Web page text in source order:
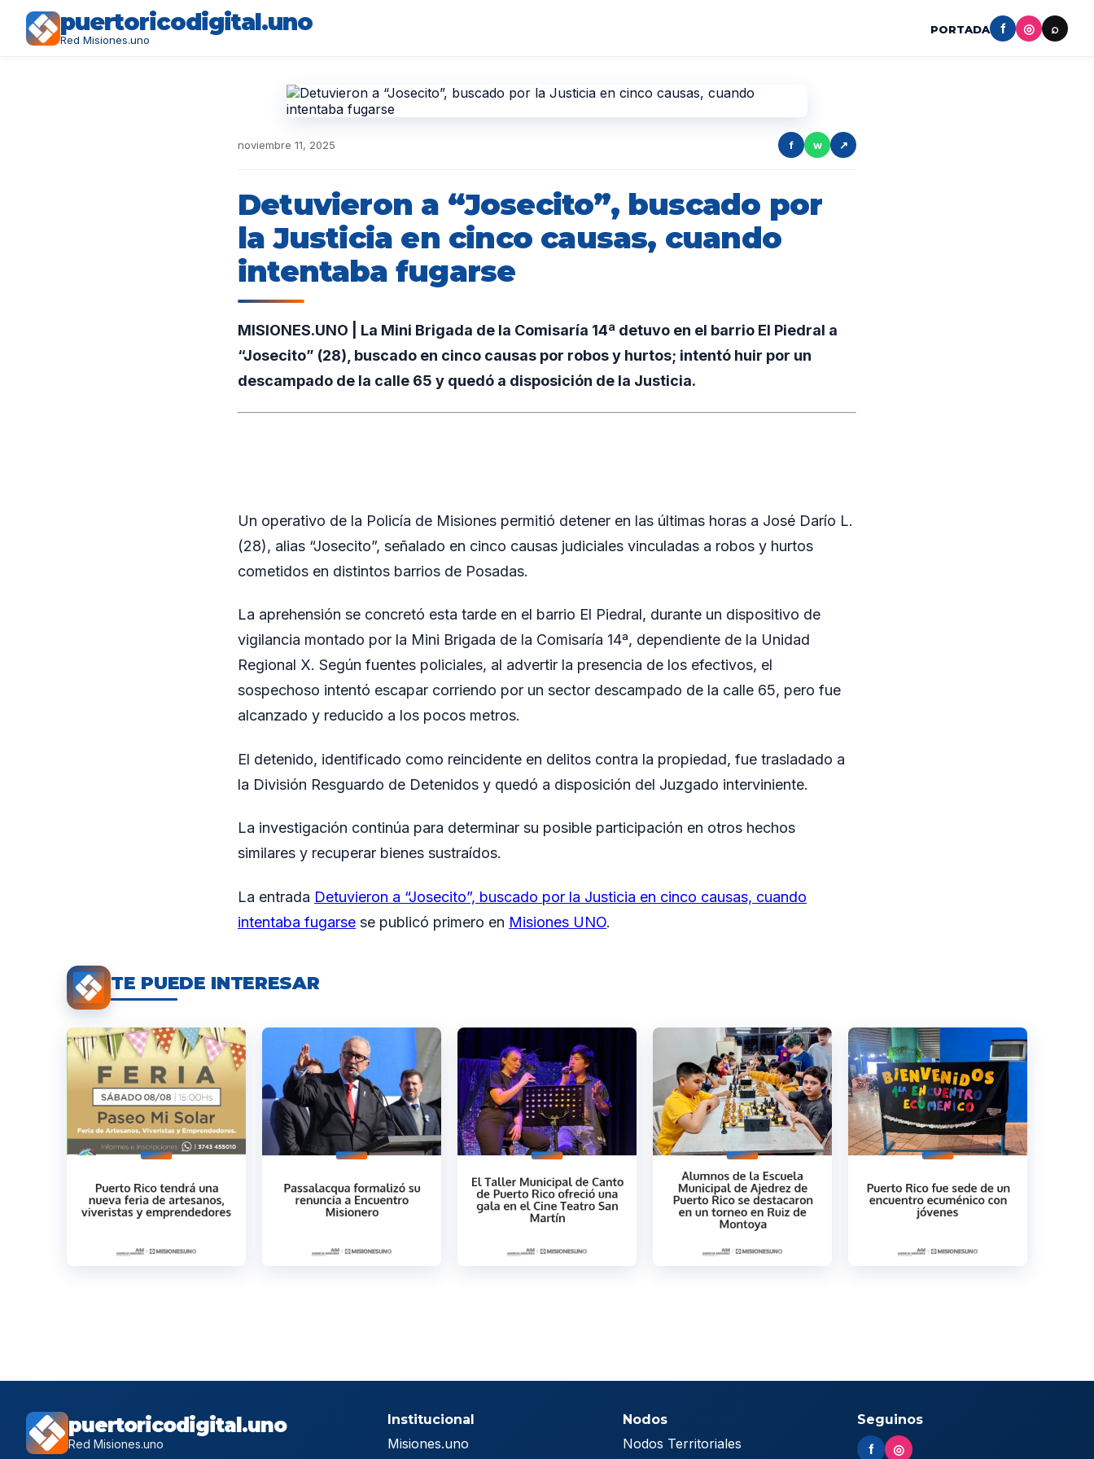
puertoricodigital.uno
Red Misiones.uno
PORTADA f ◎ ⌕
noviembre 11, 2025 f w ↗
Detuvieron a “Josecito”, buscado por
la Justicia en cinco causas, cuando
intentaba fugarse
MISIONES.UNO | La Mini Brigada de la Comisaría 14ª detuvo en el barrio El Piedral a
“Josecito” (28), buscado en cinco causas por robos y hurtos; intentó huir por un
descampado de la calle 65 y quedó a disposición de la Justicia.
Un operativo de la Policía de Misiones permitió detener en las últimas horas a José Darío L.
(28), alias “Josecito”, señalado en cinco causas judiciales vinculadas a robos y hurtos
cometidos en distintos barrios de Posadas.
La aprehensión se concretó esta tarde en el barrio El Piedral, durante un dispositivo de
vigilancia montado por la Mini Brigada de la Comisaría 14ª, dependiente de la Unidad
Regional X. Según fuentes policiales, al advertir la presencia de los efectivos, el
sospechoso intentó escapar corriendo por un sector descampado de la calle 65, pero fue
alcanzado y reducido a los pocos metros.
El detenido, identificado como reincidente en delitos contra la propiedad, fue trasladado a
la División Resguardo de Detenidos y quedó a disposición del Juzgado interviniente.
La investigación continúa para determinar su posible participación en otros hechos
similares y recuperar bienes sustraídos.
La entrada Detuvieron a “Josecito”, buscado por la Justicia en cinco causas, cuando
intentaba fugarse se publicó primero en Misiones UNO.
TE PUEDE INTERESAR
puertoricodigital.uno
Red Misiones.uno
Institucional
Misiones.uno
Nodos
Nodos Territoriales
Seguinos
f ◎